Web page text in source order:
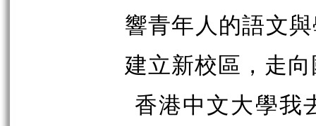
響青年人的語文
建立新校區，走
香港中文大學我